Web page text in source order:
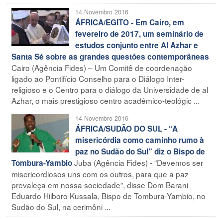
14 Novembro 2016
ÁFRICA/EGITO - Em Cairo, em
fevereiro de 2017, um seminário de
estudos conjunto entre Al Azhar e
Santa Sé sobre as grandes questões contemporâneas
Cairo (Agência Fides) – Um Comitê de coordenação
ligado ao Pontifício Conselho para o Diálogo Inter-
religioso e o Centro para o diálogo da Universidade de al
Azhar, o mais prestigioso centro acadêmico-teológic ...
14 Novembro 2016
ÁFRICA/SUDÃO DO SUL - “A
misericórdia como caminho rumo à
paz no Sudão do Sul” diz o Bispo de
Tombura-YambioJuba (Agência Fides) - “Devemos ser
misericordiosos uns com os outros, para que a paz
prevaleça em nossa sociedade”, disse Dom Barani
Eduardo Hiiboro Kussala, Bispo de Tombura-Yambio, no
Sudão do Sul, na cerimôni ...